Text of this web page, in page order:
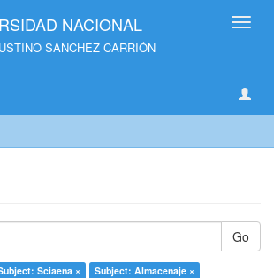
NACIONAL
SANCHEZ CARRIÓN
Go
Sciaena ×
Subject: Almacenaje ×